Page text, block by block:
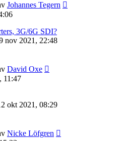
Johannes Tegern
3G/6G SDI?
nov 2021, 22:48
David Oxe
11:47
okt 2021, 08:29
Nicke Löfgren